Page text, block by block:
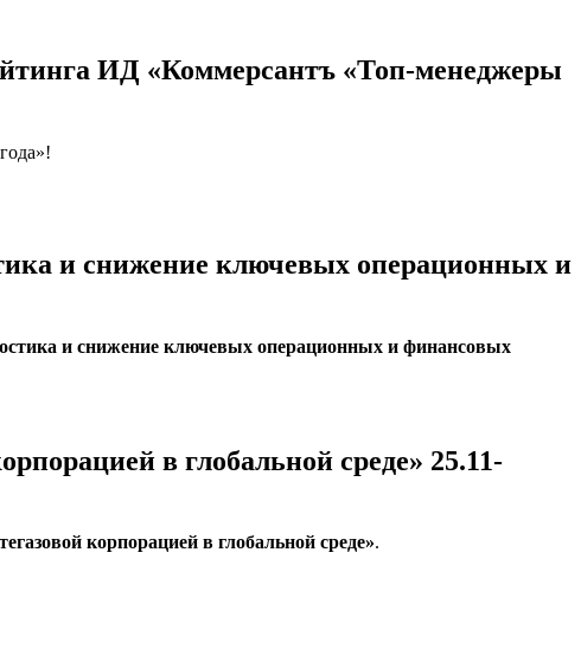
ИД «Коммерсантъ «Топ-менеджеры
и снижение ключевых операционных и
и снижение ключевых операционных и финансовых
в глобальной среде» 25.11-
корпорацией в глобальной среде».